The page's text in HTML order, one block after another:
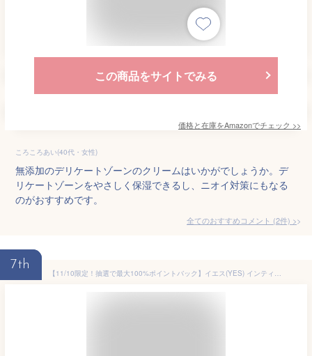
この商品をサイトでみる
価格と在庫をAmazonでチェック >>
ころころあい(40代・女性)
無添加のデリケートゾーンのクリームはいかがでしょうか。デ
リケートゾーンをやさしく保湿できるし、ニオイ対策にもなる
のがおすすめです。
全てのおすすめコメント (2件) >
7th
【11/10限定！抽選で最大100%ポイントバック】イエス(YES) インティメイト ウォーターローション WB 100ml yes 無香料 オーガニック デリケートゾーン 保湿ローション | デリケートゾーン専用 保湿 ケア デリケート ローション フェムテック